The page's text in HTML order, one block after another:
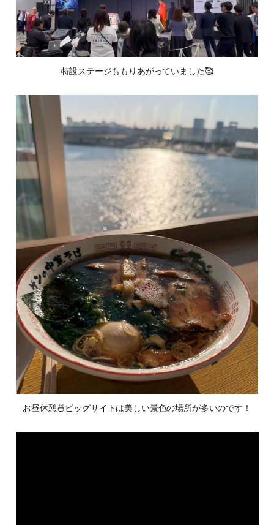
特設ステージももりあがっていました🥰
お昼休憩🍜ビッグサイトは美しい景色の場所が多いのです！